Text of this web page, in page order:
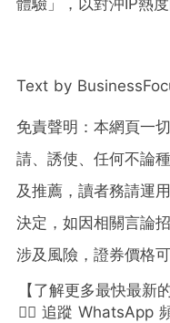
Text by
免責聲明：本網頁一
請、誘使、任何不論
及推薦，讀者務請運
決定，如因相關言論
涉及風險，證券價格可
【了解更多最快最新
👉🏻 追蹤 WhatsApp